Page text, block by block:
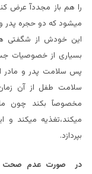
را هم باز مجددآ عرض
میشود که دو حجره پدر
این خودش از شگفتی
بسیاری از خصوصیات
پس سلامت پدر و مادر
سلامت طفل از آن
میکند،تغذیه میکند
بپردازد.
در صورت عدم صحت